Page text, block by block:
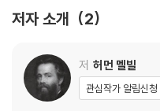
기존판에서 150여 개의 역주를
통해 소설에 담긴 심오한 함의
론 포경선 일러스트와 사진, 포
체적인 사전지식이 없는 독자들
제11장 잠옷 112
제13장 외바퀴 손수레 117
제14장 낸터컷 123
제15장 차우더 126
저자 소개 2
저 허먼 멜빌
관심작가 알림신청